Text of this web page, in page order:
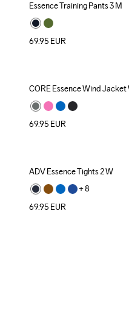
New
Essence Training Pants 3 M
69.95 EUR
CORE Essence Wind Jacket
69.95 EUR
ADV Essence Tights 2 W
+ 8
69.95 EUR